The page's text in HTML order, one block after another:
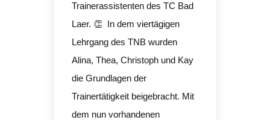
Trainerassistenten des TC Bad
Laer. 👏 In dem viertägigen
Lehrgang des TNB wurden
Alina, Thea, Christoph und Kay
die Grundlagen der
Trainertätigkeit beigebracht. Mit
dem nun vorhandenen